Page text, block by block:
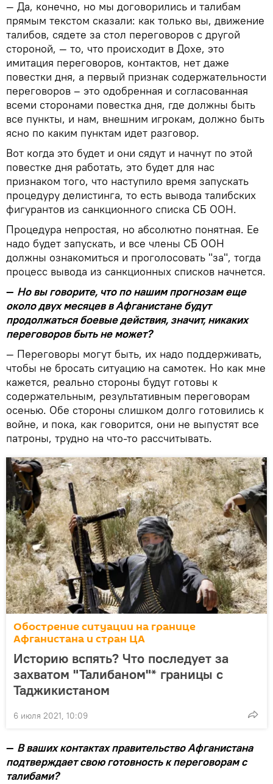
— Да, конечно, но мы договорились и талибам
прямым текстом сказали: как только вы, движение
талибов, сядете за стол переговоров с другой
стороной, — то, что происходит в Дохе, это
имитация переговоров, контактов, нет даже
повестки дня, а первый признак содержательности
переговоров – это одобренная и согласованная
всеми сторонами повестка дня, где должны быть
все пункты, и нам, внешним игрокам, должно быть
ясно по каким пунктам идет разговор.
Вот когда это будет и они сядут и начнут по этой
повестке дня работать, это будет для нас
признаком того, что наступило время запускать
процедуру делистинга, то есть вывода талибских
фигурантов из санкционного списка СБ ООН.
Процедура непростая, но абсолютно понятная. Ее
надо будет запускать, и все члены СБ ООН
должны ознакомиться и проголосовать "за", тогда
процесс вывода из санкционных списков начнется.
— Но вы говорите, что по нашим прогнозам еще
около двух месяцев в Афганистане будут
продолжаться боевые действия, значит, никаких
переговоров быть не может?
— Переговоры могут быть, их надо поддерживать,
чтобы не бросать ситуацию на самотек. Но как мне
кажется, реально стороны будут готовы к
содержательным, результативным переговорам
осенью. Обе стороны слишком долго готовились к
войне, и пока, как говорится, они не выпустят все
патроны, трудно на что-то рассчитывать.
Обострение ситуации на границе
Афганистана и стран ЦА
Историю вспять? Что последует за
захватом "Талибаном"* границы с
Таджикистаном
6 июля 2021, 10:09
— В ваших контактах правительство Афганистана
подтверждает свою готовность к переговорам с
талибами?